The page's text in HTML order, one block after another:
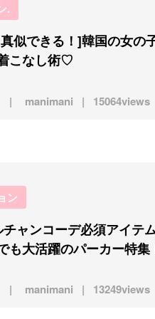
.
manimani 15064views
似できる！]韓国の女の
こなし術♡
ン
manimani 13249views
チャンコーデ必須アイテ
も大活躍のパーカー特集